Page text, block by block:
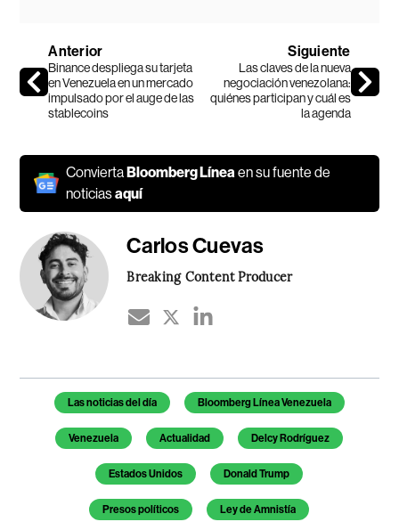
Anterior
Binance despliega su tarjeta
en Venezuela en un mercado
impulsado por el auge de las
stablecoins
Siguiente
Las claves de la nueva
negociación venezolana:
quiénes participan y cuál es
la agenda
ConviertaBloomberg Línea en su fuente de
noticiasaquí
Carlos Cuevas
Breaking Content Producer
Temas de este artículo
Las noticias del día Bloomberg Línea Venezuela
Venezuela Actualidad Delcy Rodríguez
Estados Unidos Donald Trump
Presos políticos Ley de Amnistía